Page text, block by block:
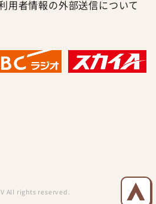
用者情報の外部送信について
All rights reserved.